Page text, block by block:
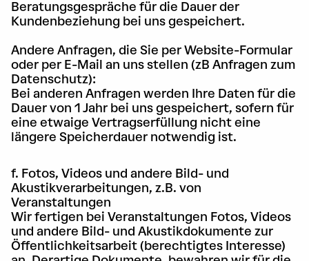
Beratungsgespräche für die Dauer der
Kundenbeziehung bei uns gespeichert.
Andere Anfragen, die Sie per Website-Formular
oder per E-Mail an uns stellen (zB Anfragen zum
Datenschutz):
Bei anderen Anfragen werden Ihre Daten für die
Dauer von 1 Jahr bei uns gespeichert, sofern für
eine etwaige Vertragserfüllung nicht eine
längere Speicherdauer notwendig ist.
f. Fotos, Videos und andere Bild- und
Akustikverarbeitungen, z.B. von
Veranstaltungen
Wir fertigen bei Veranstaltungen Fotos, Videos
und andere Bild- und Akustikdokumente zur
Öffentlichkeitsarbeit (berechtigtes Interesse)